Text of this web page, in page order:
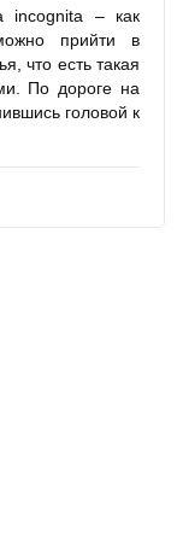
incognita – как
прийти в
что есть такая
По дороге на
головой к